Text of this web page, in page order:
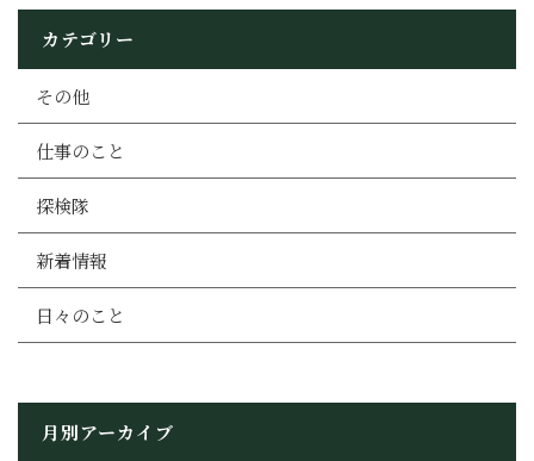
カテゴリー
その他
仕事のこと
探検隊
新着情報
日々のこと
月別アーカイブ